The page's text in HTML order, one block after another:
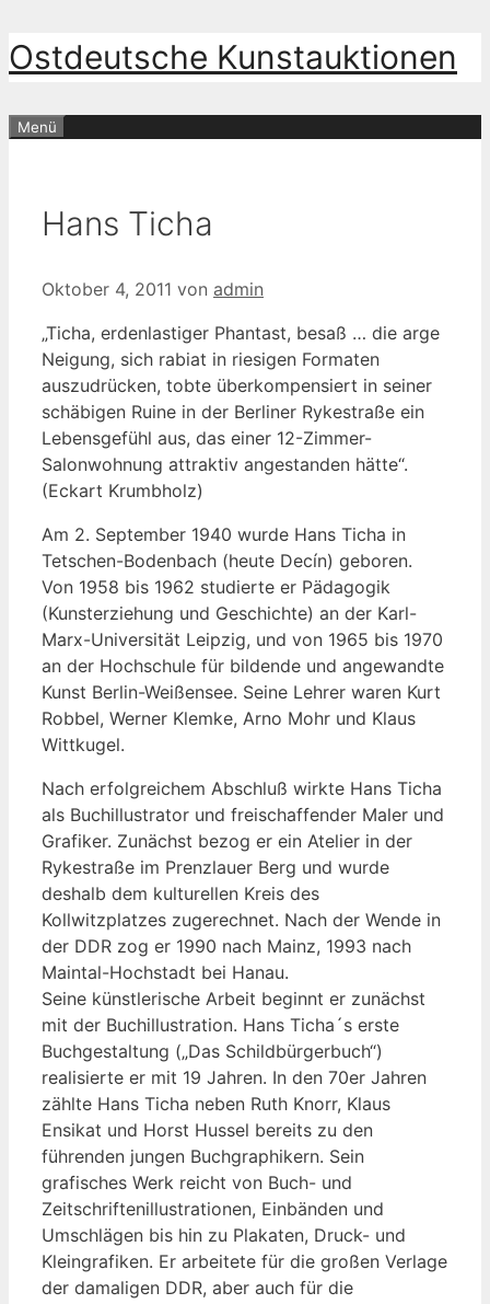
Zum
Inhalt
Ostdeutsche Kunstauktionen
Menü
Hans Ticha
Oktober 4, 2011 von admin
„Ticha, erdenlastiger Phantast, besaß … die arge
Neigung, sich rabiat in riesigen Formaten
auszudrücken, tobte überkompensiert in seiner
schäbigen Ruine in der Berliner Rykestraße ein
Lebensgefühl aus, das einer 12-Zimmer-
Salonwohnung attraktiv angestanden hätte“.
(Eckart Krumbholz)
Am 2. September 1940 wurde Hans Ticha in
Tetschen-Bodenbach (heute Decín) geboren.
Von 1958 bis 1962 studierte er Pädagogik
(Kunsterziehung und Geschichte) an der Karl-
Marx-Universität Leipzig, und von 1965 bis 1970
an der Hochschule für bildende und angewandte
Kunst Berlin-Weißensee. Seine Lehrer waren Kurt
Robbel, Werner Klemke, Arno Mohr und Klaus
Wittkugel.
Nach erfolgreichem Abschluß wirkte Hans Ticha
als Buchillustrator und freischaffender Maler und
Grafiker. Zunächst bezog er ein Atelier in der
Rykestraße im Prenzlauer Berg und wurde
deshalb dem kulturellen Kreis des
Kollwitzplatzes zugerechnet. Nach der Wende in
der DDR zog er 1990 nach Mainz, 1993 nach
Maintal-Hochstadt bei Hanau.
Seine künstlerische Arbeit beginnt er zunächst
mit der Buchillustration. Hans Ticha´s erste
Buchgestaltung („Das Schildbürgerbuch“)
realisierte er mit 19 Jahren. In den 70er Jahren
zählte Hans Ticha neben Ruth Knorr, Klaus
Ensikat und Horst Hussel bereits zu den
führenden jungen Buchgraphikern. Sein
grafisches Werk reicht von Buch- und
Zeitschriftenillustrationen, Einbänden und
Umschlägen bis hin zu Plakaten, Druck- und
Kleingrafiken. Er arbeitete für die großen Verlage
der damaligen DDR, aber auch für die